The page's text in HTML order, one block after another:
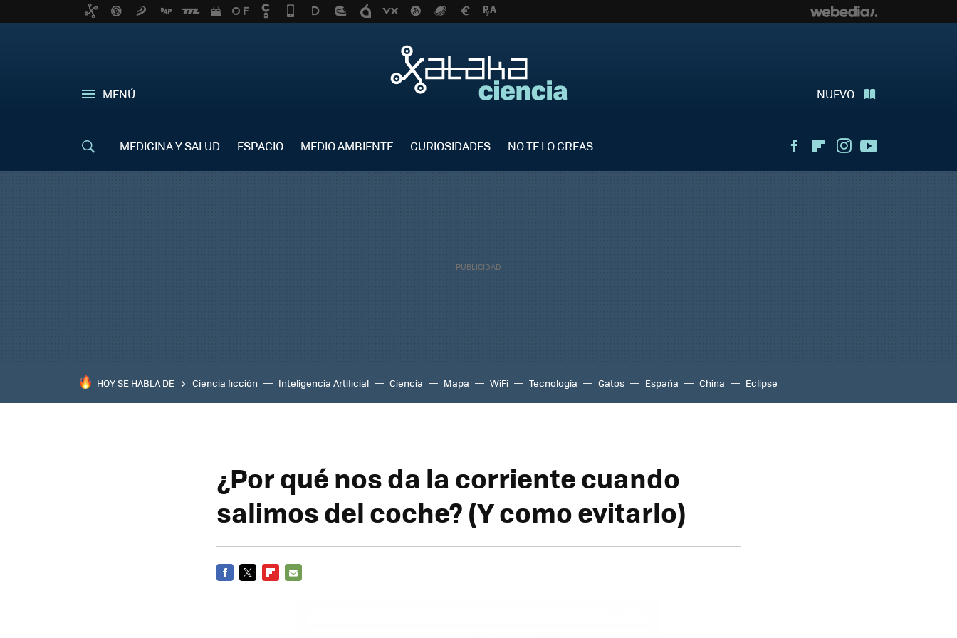
MENÚ NUEVO
MEDICINA Y SALUD ESPACIO MEDIO AMBIENTE CURIOSIDADES NO TE LO CREAS FacebookFlipboardInstagram
HOY SE HABLA DE Ciencia ficción Inteligencia Artificial Ciencia Mapa WiFi Tecnología Gatos España China Eclipse
¿Por qué nos da la corriente cuando
salimos del coche? (Y como evitarlo)